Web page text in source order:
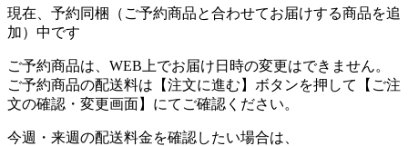
現在、予約同梱（ご予約商品と合わせてお届けする商品を追
加）中です
ご予約商品は、WEB上でお届け日時の変更はできません。
ご予約商品の配送料は【注文に進む】ボタンを押して【ご注
文の確認・変更画面】にてご確認ください。
今週・来週の配送料金を確認したい場合は、